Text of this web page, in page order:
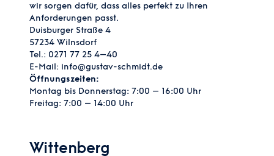
wir sorgen dafür, dass alles perfekt zu Ihren
Anforderungen passt.
Duisburger Straße 4
57234 Wilnsdorf
Tel.: 0271 77 25 4–40
E-Mail: info@gustav-schmidt.de
Öffnungszeiten:
Montag bis Donnerstag: 7:00 – 16:00 Uhr
Freitag: 7:00 – 14:00 Uhr
Wittenberg